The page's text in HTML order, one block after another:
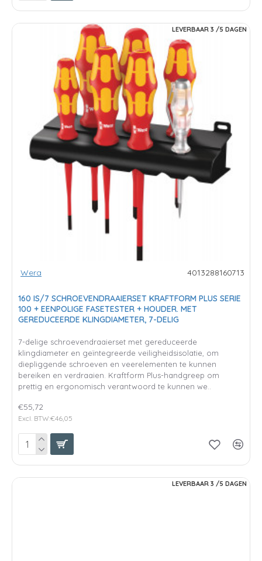
LEVERBAAR 3 /5 DAGEN
Wera 4013288160713
160 IS/7 SCHROEVENDRAAIERSET KRAFTFORM PLUS SERIE
100 + EENPOLIGE FASETESTER + HOUDER. MET
GEREDUCEERDE KLINGDIAMETER, 7-DELIG
7-delige schroevendraaierset met gereduceerde
klingdiameter en geïntegreerde veiligheidsisolatie, om
diepliggende schroeven en veerelementen te kunnen
bereiken en verdraaien. Kraftform Plus-handgreep om
prettig en ergonomisch verantwoord te kunnen we..
€55,72
Excl. BTW:€46,05
LEVERBAAR 3 /5 DAGEN